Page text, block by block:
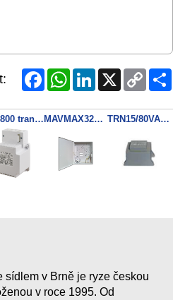
FacebookWhatsAppLinkedInX
Copy
Link
AWT800 transformer 5 A / 16 V AC MAVMAX320 BOX 320x395x120 TRN15/80VA JBC E25402078zalite
sídlem v Brně je ryze českou
v roce 1995. Od